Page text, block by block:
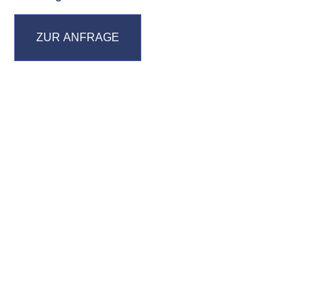
ZUR ANFRAGE